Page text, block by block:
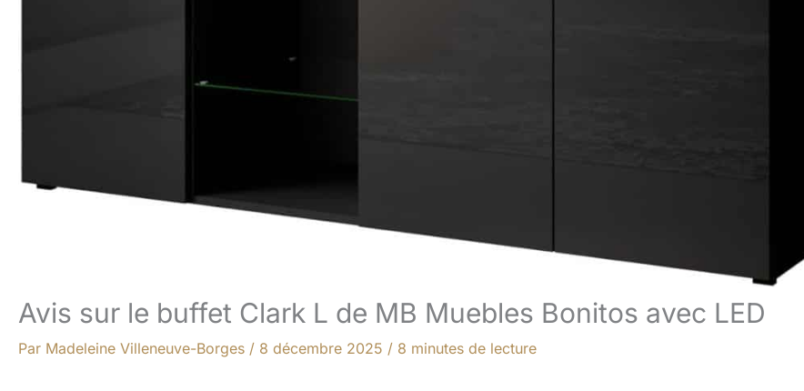
Avis sur le buffet Clark L de MB Muebles Bonitos avec LED
Par Madeleine Villeneuve-Borges / 8 décembre 2025 / 8 minutes de lecture